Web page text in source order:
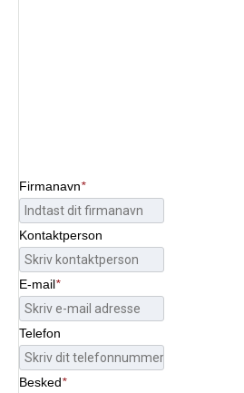
Firmanavn*
Kontaktperson
E-mail*
Telefon
Besked*